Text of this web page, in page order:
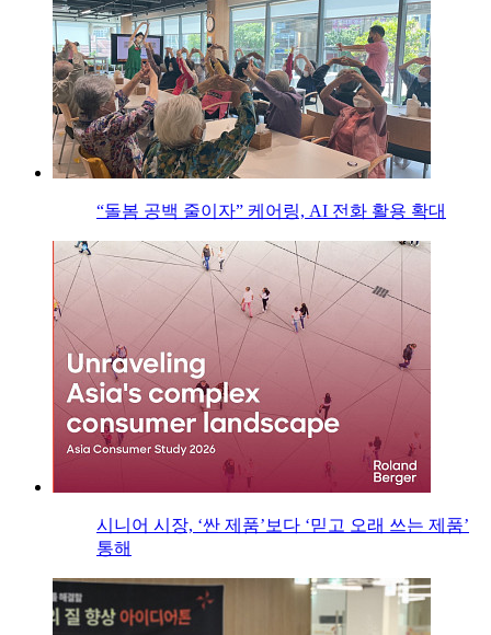
“돌봄 공백 줄이자” 케어링, AI 전화 활용 확대
시니어 시장, ‘싼 제품’보다 ‘믿고 오래 쓰는 제품’
통해